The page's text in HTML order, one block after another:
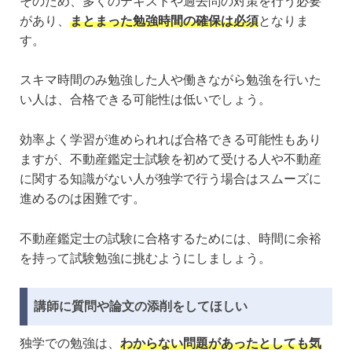
があり、 まとまった勉強時間の確保は必須となりま
す。
スキマ時間のみ勉強した人や働きながら勉強を行いた
い人は、合格できる可能性は低いでしょう。
効率よく学習が進められれば合格できる可能性もあり
ますが、不動産鑑定士試験を初めて受ける人や不動産
に関する知識がない人が独学で行う場合はスムーズに
進めるのは困難です。
不動産鑑定士の試験に合格するためには、時間に余裕
を持って試験勉強に挑むようにしましょう。
講師に質問や論文の添削をしてほしい
独学での勉強は、 わからない問題があったとしても気